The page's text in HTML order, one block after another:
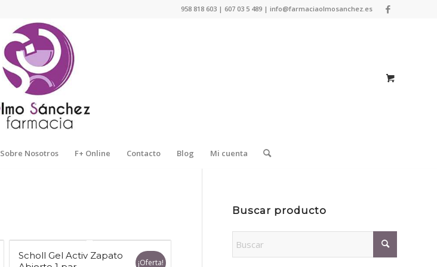
958 818 603 | 607 03 5 489 | info@farmaciaolmosanchez.es
Sobre Nosotros F+ Online Contacto Blog Mi cuenta
Scholl Gel Activ Zapato
¡Oferta!
Buscar producto